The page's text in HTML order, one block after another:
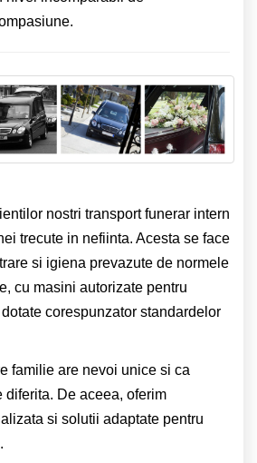
nostri transport funerar intern
trecute in nefiinta. Acesta se face
si igiena prevazute de normele
cu masini autorizate pentru
corespunzator standardelor
familie are nevoi unice si ca
diferita. De aceea, oferim
si solutii adaptate pentru